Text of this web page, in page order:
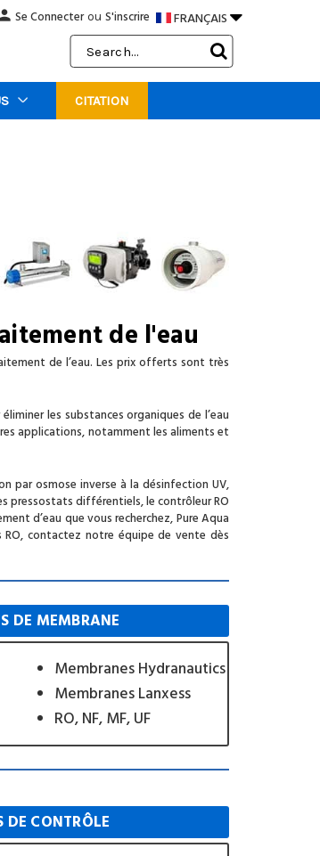
Se Connecter ou S'inscrire FRANÇAIS
Keyword:
CITATION
de l'eau
de l’eau. Les prix offerts sont très
les substances organiques de l’eau
applications, notamment les aliments et
par osmose inverse à la désinfection UV,
pressostats différentiels, le contrôleur RO
d’eau que vous recherchez, Pure Aqua
RO, contactez notre équipe de vente dès
DE MEMBRANE
Membranes Hydranautics
Membranes Lanxess
RO, NF, MF, UF
DE CONTRÔLE